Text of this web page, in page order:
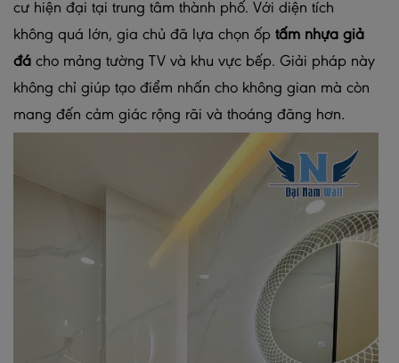
cư hiện đại tại trung tâm thành phố. Với diện tích
không quá lớn, gia chủ đã lựa chọn ốp tấm nhựa giả
đá cho mảng tường TV và khu vực bếp. Giải pháp này
không chỉ giúp tạo điểm nhấn cho không gian mà còn
mang đến cảm giác rộng rãi và thoáng đãng hơn.